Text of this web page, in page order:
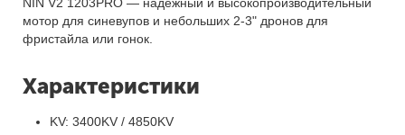
мотор для синевупов и небольших 2-3" дронов для
фристайла или гонок.
Характеристики
KV: 3400KV / 4850KV